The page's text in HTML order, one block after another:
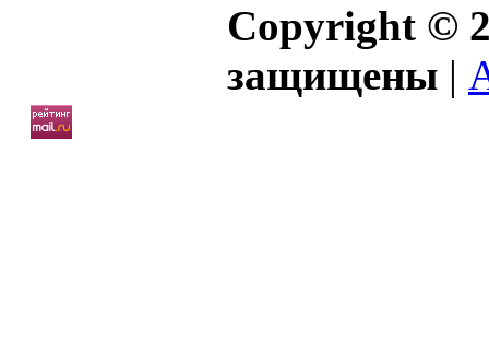
Copyright ©
защищены |